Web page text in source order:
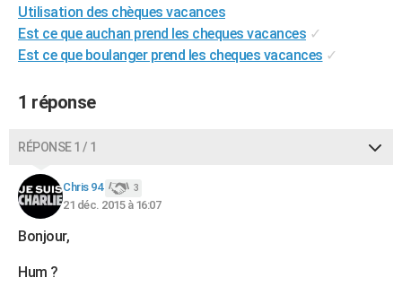
GUIDES D'ACHAT
BONS PLANS
Dictionnaire
Biographies
Citations
Expressions
Proverbes
COPAINS D'AVANT
S'inscrire
Se connecter
Lycées
Collèges
Primaires
Universités
Entreprises
Service militaire
Avis de recherche
AVIS DE DÉCÈS
FORUM
Utilisation des chèques vacances
Est ce que auchan prend les cheques vacances ✓
Est ce que boulanger prend les cheques vacances ✓
1 réponse
RÉPONSE 1 / 1
Chris 94 3
21 déc. 2015 à 16:07
Bonjour,
Hum ?